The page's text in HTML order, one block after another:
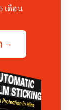
เดือน
→